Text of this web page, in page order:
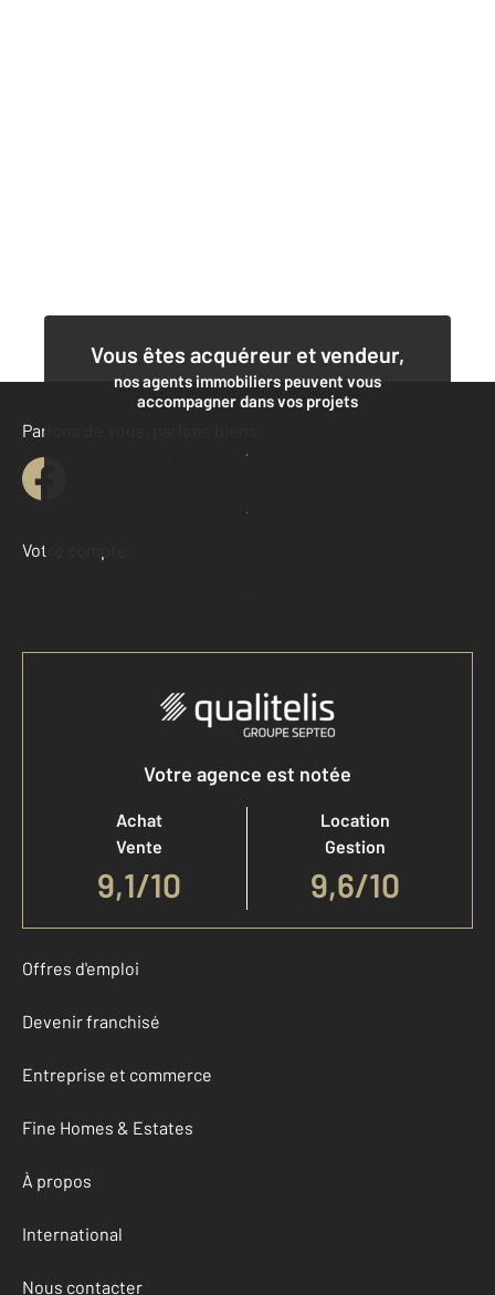
Vous êtes acquéreur et vendeur,
nos agents immobiliers peuvent vous
accompagner dans vos projets
Contacter l'agence
Demander une estimation
Parlons de vous, parlons biens
Votre compte :
Accéder à mon compte
Votre agence est notée
Achat
Vente
9,1/10
Location
Gestion
9,6/10
Offres d'emploi
Devenir franchisé
Entreprise et commerce
Fine Homes & Estates
À propos
International
Nous contacter